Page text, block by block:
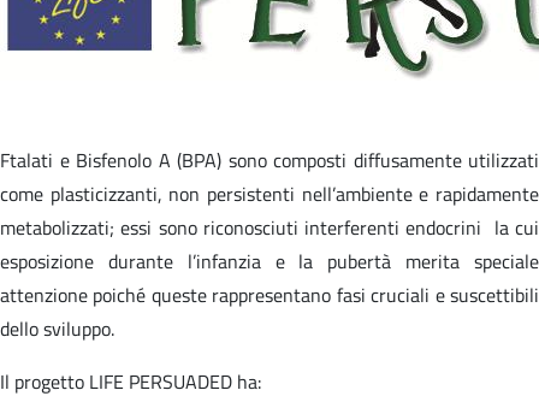
Ftalati e Bisfenolo A (BPA) sono composti diffusamente utilizzati
come plasticizzanti, non persistenti nell’ambiente e rapidamente
metabolizzati; essi sono riconosciuti interferenti endocrini la cui
esposizione durante l’infanzia e la pubertà merita speciale
attenzione poiché queste rappresentano fasi cruciali e suscettibili
dello sviluppo.
Il progetto LIFE PERSUADED ha: